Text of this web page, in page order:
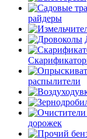
райдеры
распылители
дорожек